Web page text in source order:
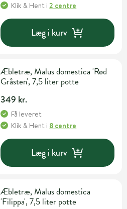
Klik & Hent i2 centre
Læg i kurv
Æbletræ, Malus domestica 'Rød
Gråsten', 7,5 liter potte
349 kr.
Få leveret
Klik & Hent i 8 centre
Læg i kurv
Æbletræ, Malus domestica
'Filippa', 7,5 liter potte